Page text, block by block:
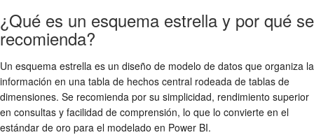
¿Qué es un esquema estrella y por qué se
recomienda?
Un esquema estrella es un diseño de modelo de datos que organiza la
información en una tabla de hechos central rodeada de tablas de
dimensiones. Se recomienda por su simplicidad, rendimiento superior
en consultas y facilidad de comprensión, lo que lo convierte en el
estándar de oro para el modelado en Power BI.